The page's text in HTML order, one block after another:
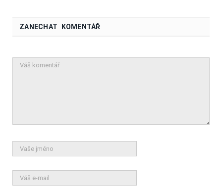
ZANECHAT KOMENTÁŘ